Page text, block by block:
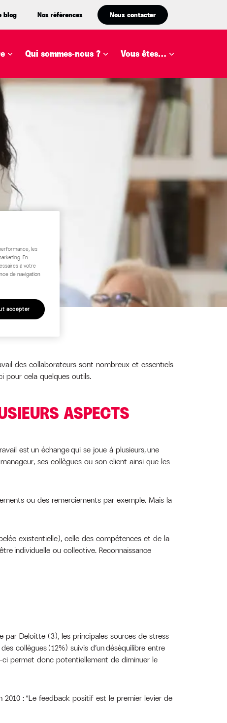
blog Nos références Nous contacter
Qui sommes-nous ? Vous êtes…
des collaborateurs sont nombreux et essentiels
pour cela quelques outils.
ASPECTS
est un échange qui se joue à plusieurs, une
ses collègues ou son client ainsi que les
ou des remerciements par exemple. Mais la
existentielle), celle des compétences et de la
individuelle ou collective. Reconnaissance
par Deloitte (3), les principales sources de stress
collègues (12%) suivis d’un déséquilibre entre
permet donc potentiellement de diminuer le
: “Le feedback positif est le premier levier de
les
En
à votre
de navigation
accepter